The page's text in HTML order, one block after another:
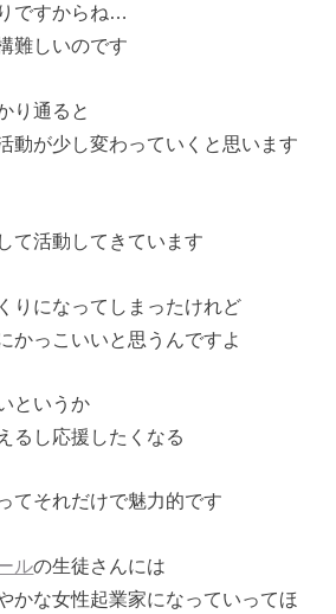
ですからね…
難しいのです
り通ると
動が少し変わっていくと思います
て活動してきています
りになってしまったけれど
かっこいいと思うんですよ
というか
るし応援したくなる
てそれだけで魅力的です
ルの生徒さんには
かな女性起業家になっていってほ